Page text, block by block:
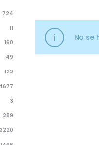
No se
724
11
160
49
122
4677
3
289
3220